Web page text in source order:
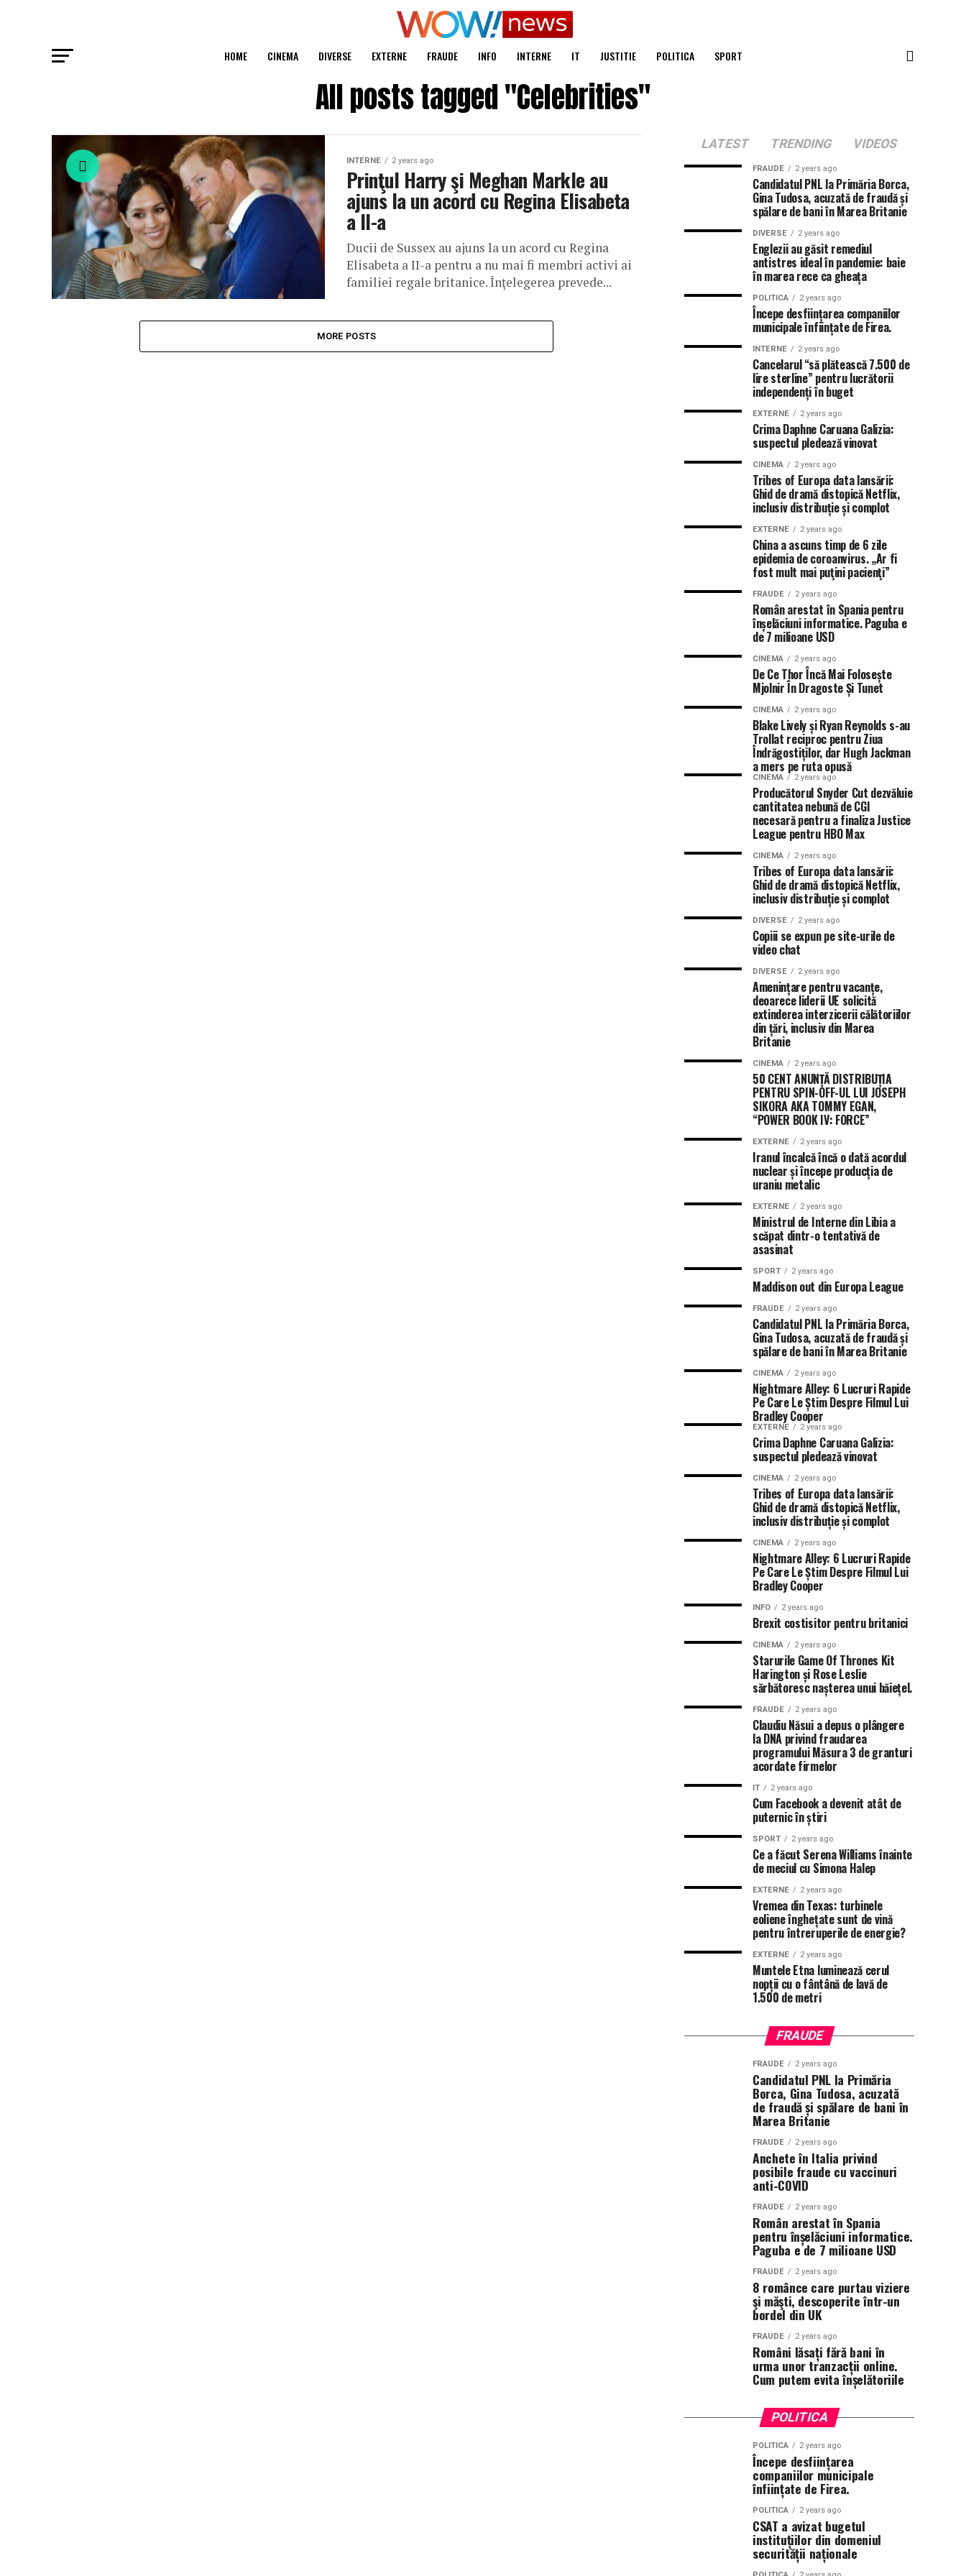
HOME CINEMA DIVERSE EXTERNE FRAUDE INFO INTERNE IT JUSTITIE POLITICA SPORT
All posts tagged "Celebrities"
INTERNE 2 years ago
Prinţul Harry şi Meghan Markle au
ajuns la un acord cu Regina Elisabeta
a II-a
Ducii de Sussex au ajuns la un acord cu Regina
Elisabeta a II-a pentru a nu mai fi membri activi ai
familiei regale britanice. Înţelegerea prevede...
MORE POSTS
LATEST TRENDING VIDEOS
FRAUDE 2 years ago
Candidatul PNL la Primăria Borca,
Gina Tudosa, acuzată de fraudă și
spălare de bani în Marea Britanie
DIVERSE 2 years ago
Englezii au găsit remediul
antistres ideal în pandemie: baie
în marea rece ca gheața
POLITICA 2 years ago
Începe desființarea companiilor
municipale înființate de Firea.
INTERNE 2 years ago
Cancelarul “să plătească 7.500 de
lire sterline” pentru lucrătorii
independenți în buget
EXTERNE 2 years ago
Crima Daphne Caruana Galizia:
suspectul pledează vinovat
CINEMA 2 years ago
Tribes of Europa data lansării:
Ghid de dramă distopică Netflix,
inclusiv distribuție și complot
EXTERNE 2 years ago
China a ascuns timp de 6 zile
epidemia de coroanvirus. „Ar fi
fost mult mai puţini pacienţi”
FRAUDE 2 years ago
Român arestat în Spania pentru
înșelăciuni informatice. Paguba e
de 7 milioane USD
CINEMA 2 years ago
De Ce Thor Încă Mai Folosește
Mjolnir În Dragoste Și Tunet
CINEMA 2 years ago
Blake Lively și Ryan Reynolds s-au
Trollat reciproc pentru Ziua
Îndrăgostiților, dar Hugh Jackman
a mers pe ruta opusă
CINEMA 2 years ago
Producătorul Snyder Cut dezvăluie
cantitatea nebună de CGI
necesară pentru a finaliza Justice
League pentru HBO Max
CINEMA 2 years ago
Tribes of Europa data lansării:
Ghid de dramă distopică Netflix,
inclusiv distribuție și complot
DIVERSE 2 years ago
Copiii se expun pe site-urile de
video chat
DIVERSE 2 years ago
Amenințare pentru vacanțe,
deoarece liderii UE solicită
extinderea interzicerii călătoriilor
din țări, inclusiv din Marea
Britanie
CINEMA 2 years ago
50 CENT ANUNȚĂ DISTRIBUȚIA
PENTRU SPIN-OFF-UL LUI JOSEPH
SIKORA AKA TOMMY EGAN,
“POWER BOOK IV: FORCE”
EXTERNE 2 years ago
Iranul încalcă încă o dată acordul
nuclear și începe producția de
uraniu metalic
EXTERNE 2 years ago
Ministrul de Interne din Libia a
scăpat dintr-o tentativă de
asasinat
SPORT 2 years ago
Maddison out din Europa League
FRAUDE 2 years ago
Candidatul PNL la Primăria Borca,
Gina Tudosa, acuzată de fraudă și
spălare de bani în Marea Britanie
CINEMA 2 years ago
Nightmare Alley: 6 Lucruri Rapide
Pe Care Le Știm Despre Filmul Lui
Bradley Cooper
EXTERNE 2 years ago
Crima Daphne Caruana Galizia:
suspectul pledează vinovat
CINEMA 2 years ago
Tribes of Europa data lansării:
Ghid de dramă distopică Netflix,
inclusiv distribuție și complot
CINEMA 2 years ago
Nightmare Alley: 6 Lucruri Rapide
Pe Care Le Știm Despre Filmul Lui
Bradley Cooper
INFO 2 years ago
Brexit costisitor pentru britanici
CINEMA 2 years ago
Starurile Game Of Thrones Kit
Harington și Rose Leslie
sărbătoresc nașterea unui băiețel.
FRAUDE 2 years ago
Claudiu Năsui a depus o plângere
la DNA privind fraudarea
programului Măsura 3 de granturi
acordate firmelor
IT 2 years ago
Cum Facebook a devenit atât de
puternic în știri
SPORT 2 years ago
Ce a făcut Serena Williams înainte
de meciul cu Simona Halep
EXTERNE 2 years ago
Vremea din Texas: turbinele
eoliene înghețate sunt de vină
pentru întreruperile de energie?
EXTERNE 2 years ago
Muntele Etna luminează cerul
nopții cu o fântână de lavă de
1.500 de metri
FRAUDE
FRAUDE 2 years ago
Candidatul PNL la Primăria
Borca, Gina Tudosa, acuzată
de fraudă și spălare de bani în
Marea Britanie
FRAUDE 2 years ago
Anchete în Italia privind
posibile fraude cu vaccinuri
anti-COVID
FRAUDE 2 years ago
Român arestat în Spania
pentru înșelăciuni informatice.
Paguba e de 7 milioane USD
FRAUDE 2 years ago
8 românce care purtau viziere
şi măşti, descoperite într-un
bordel din UK
FRAUDE 2 years ago
Români lăsați fără bani în
urma unor tranzacții online.
Cum putem evita înșelătoriile
POLITICA
POLITICA 2 years ago
Începe desființarea
companiilor municipale
înființate de Firea.
POLITICA 2 years ago
CSAT a avizat bugetul
instituțiilor din domeniul
securității naționale